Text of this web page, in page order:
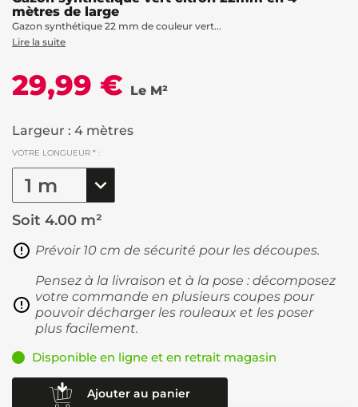
mètres de large
Gazon synthétique 22 mm de couleur vert...
Lire la suite
29,99 € Le M²
Largeur : 4 mètres
VOTRE LONGUEUR * :
Soit 4.00 m²
Prévoir 10 cm de sécurité pour les découpes.
Pensez à la livraison et à la pose : décomposez
votre commande en plusieurs coupes pour
pouvoir décharger les rouleaux et les poser
plus facilement.
Disponible en ligne et en retrait magasin
Ajouter au panier